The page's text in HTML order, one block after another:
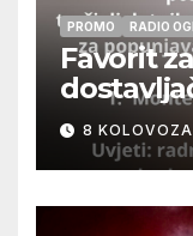
PROMO RADIO
Favorit
izvršitelja
8